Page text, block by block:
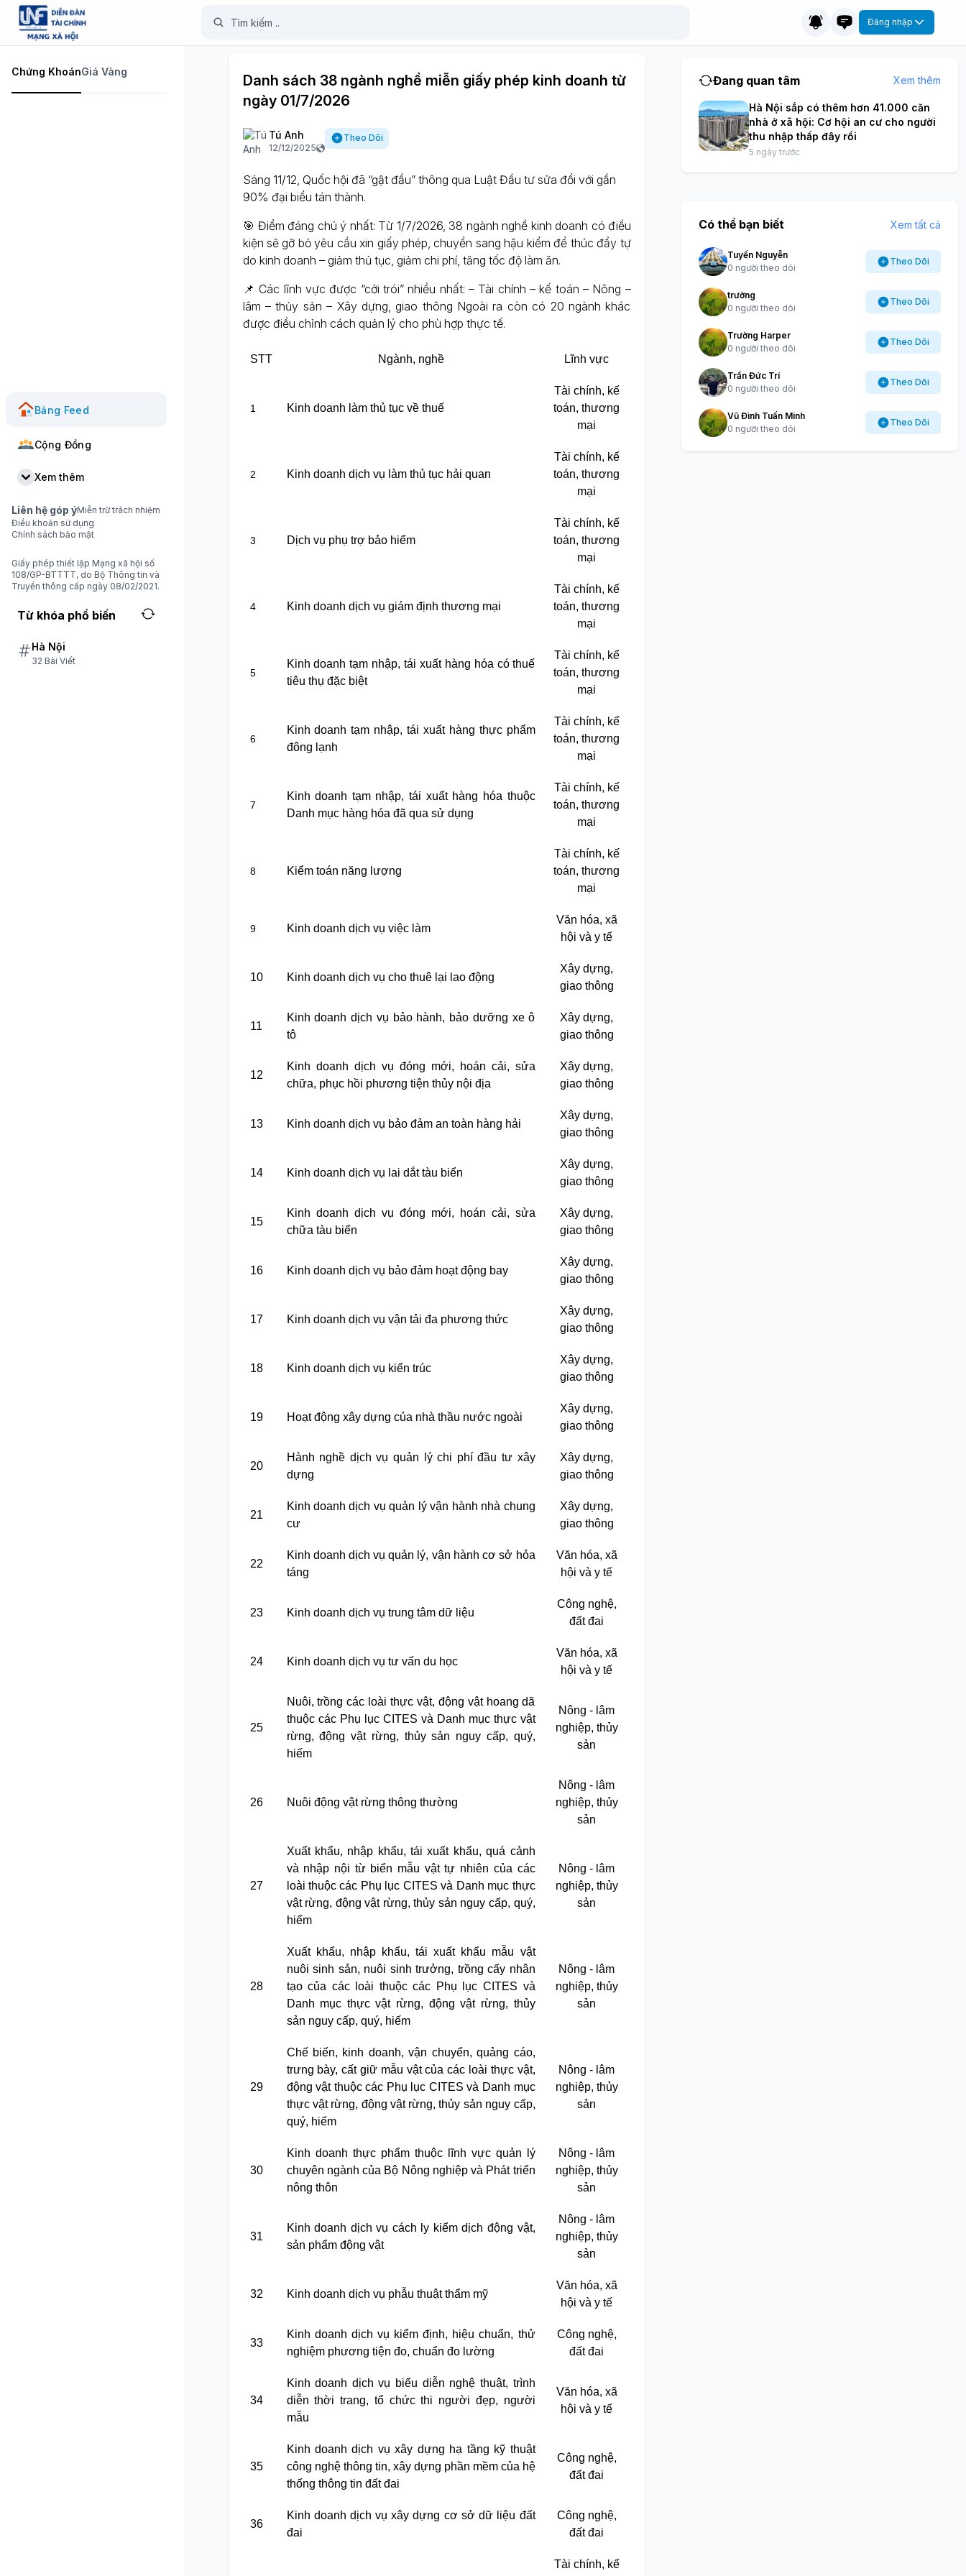
Đăng nhập
Chứng KhoánGiá Vàng
Bảng Feed
Cộng Đồng
Xem thêm
Liên hệ góp ýMiễn trừ trách nhiệm
Điều khoản sử dụng
Chính sách bảo mật
Giấy phép thiết lập Mạng xã hội số
108/GP-BTTTT, do Bộ Thông tin và
Truyền thông cấp ngày 08/02/2021.
Từ khóa phổ biến
Hà Nội
32 Bài Viết
Danh sách 38 ngành nghề miễn giấy phép kinh doanh từ
ngày 01/7/2026
Tú Anh
12/12/2025
Theo Dõi
Sáng 11/12, Quốc hội đã “gật đầu” thông qua Luật Đầu tư sửa đổi với gần
90% đại biểu tán thành.
🎯 Điểm đáng chú ý nhất: Từ 1/7/2026, 38 ngành nghề kinh doanh có điều
kiện sẽ gỡ bỏ yêu cầu xin giấy phép, chuyển sang hậu kiểm để thúc đẩy tự
do kinh doanh – giảm thủ tục, giảm chi phí, tăng tốc độ làm ăn.
📌 Các lĩnh vực được “cởi trói” nhiều nhất: – Tài chính – kế toán – Nông –
lâm – thủy sản – Xây dựng, giao thông Ngoài ra còn có 20 ngành khác
được điều chỉnh cách quản lý cho phù hợp thực tế.
STT Ngành, nghề Lĩnh vực
1 Kinh doanh làm thủ tục về thuế
Tài chính, kế
toán, thương
mại
2 Kinh doanh dịch vụ làm thủ tục hải quan
Tài chính, kế
toán, thương
mại
3 Dịch vụ phụ trợ bảo hiểm
Tài chính, kế
toán, thương
mại
4 Kinh doanh dịch vụ giám định thương mại
Tài chính, kế
toán, thương
mại
5
Kinh doanh tạm nhập, tái xuất hàng hóa có thuế
tiêu thụ đặc biệt
Tài chính, kế
toán, thương
mại
6
Kinh doanh tạm nhập, tái xuất hàng thực phẩm
đông lạnh
Tài chính, kế
toán, thương
mại
7
Kinh doanh tạm nhập, tái xuất hàng hóa thuộc
Danh mục hàng hóa đã qua sử dụng
Tài chính, kế
toán, thương
mại
8 Kiểm toán năng lượng
Tài chính, kế
toán, thương
mại
9 Kinh doanh dịch vụ việc làm
Văn hóa, xã
hội và y tế
10 Kinh doanh dịch vụ cho thuê lại lao động
Xây dựng,
giao thông
11
Kinh doanh dịch vụ bảo hành, bảo dưỡng xe ô
tô
Xây dựng,
giao thông
12
Kinh doanh dịch vụ đóng mới, hoán cải, sửa
chữa, phục hồi phương tiện thủy nội địa
Xây dựng,
giao thông
13 Kinh doanh dịch vụ bảo đảm an toàn hàng hải
Xây dựng,
giao thông
14 Kinh doanh dịch vụ lai dắt tàu biển
Xây dựng,
giao thông
15
Kinh doanh dịch vụ đóng mới, hoán cải, sửa
chữa tàu biển
Xây dựng,
giao thông
16 Kinh doanh dịch vụ bảo đảm hoạt động bay
Xây dựng,
giao thông
17 Kinh doanh dịch vụ vận tải đa phương thức
Xây dựng,
giao thông
18 Kinh doanh dịch vụ kiến trúc
Xây dựng,
giao thông
19 Hoạt động xây dựng của nhà thầu nước ngoài
Xây dựng,
giao thông
20
Hành nghề dịch vụ quản lý chi phí đầu tư xây
dựng
Xây dựng,
giao thông
21
Kinh doanh dịch vụ quản lý vận hành nhà chung
cư
Xây dựng,
giao thông
22
Kinh doanh dịch vụ quản lý, vận hành cơ sở hỏa
táng
Văn hóa, xã
hội và y tế
23 Kinh doanh dịch vụ trung tâm dữ liệu
Công nghệ,
đất đai
24 Kinh doanh dịch vụ tư vấn du học
Văn hóa, xã
hội và y tế
25
Nuôi, trồng các loài thực vật, động vật hoang dã
thuộc các Phụ lục CITES và Danh mục thực vật
rừng, động vật rừng, thủy sản nguy cấp, quý,
hiếm
Nông - lâm
nghiệp, thủy
sản
26 Nuôi động vật rừng thông thường
Nông - lâm
nghiệp, thủy
sản
27
Xuất khẩu, nhập khẩu, tái xuất khẩu, quá cảnh
và nhập nội từ biển mẫu vật tự nhiên của các
loài thuộc các Phụ lục CITES và Danh mục thực
vật rừng, động vật rừng, thủy sản nguy cấp, quý,
hiếm
Nông - lâm
nghiệp, thủy
sản
28
Xuất khẩu, nhập khẩu, tái xuất khẩu mẫu vật
nuôi sinh sản, nuôi sinh trưởng, trồng cấy nhân
tạo của các loài thuộc các Phụ lục CITES và
Danh mục thực vật rừng, động vật rừng, thủy
sản nguy cấp, quý, hiếm
Nông - lâm
nghiệp, thủy
sản
29
Chế biến, kinh doanh, vận chuyển, quảng cáo,
trưng bày, cất giữ mẫu vật của các loài thực vật,
động vật thuộc các Phụ lục CITES và Danh mục
thực vật rừng, động vật rừng, thủy sản nguy cấp,
quý, hiếm
Nông - lâm
nghiệp, thủy
sản
30
Kinh doanh thực phẩm thuộc lĩnh vực quản lý
chuyên ngành của Bộ Nông nghiệp và Phát triển
nông thôn
Nông - lâm
nghiệp, thủy
sản
31
Kinh doanh dịch vụ cách ly kiểm dịch động vật,
sản phẩm động vật
Nông - lâm
nghiệp, thủy
sản
32 Kinh doanh dịch vụ phẫu thuật thẩm mỹ
Văn hóa, xã
hội và y tế
33
Kinh doanh dịch vụ kiểm định, hiệu chuẩn, thử
nghiệm phương tiện đo, chuẩn đo lường
Công nghệ,
đất đai
34
Kinh doanh dịch vụ biểu diễn nghệ thuật, trình
diễn thời trang, tổ chức thi người đẹp, người
mẫu
Văn hóa, xã
hội và y tế
35
Kinh doanh dịch vụ xây dựng hạ tầng kỹ thuật
công nghệ thông tin, xây dựng phần mềm của hệ
thống thông tin đất đai
Công nghệ,
đất đai
36
Kinh doanh dịch vụ xây dựng cơ sở dữ liệu đất
đai
Công nghệ,
đất đai
Tài chính, kế
Đang quan tâm Xem thêm
Hà Nội sắp có thêm hơn 41.000 căn
nhà ở xã hội: Cơ hội an cư cho người
thu nhập thấp đây rồi
5 ngày trước
Có thể bạn biết Xem tất cả
Tuyến Nguyễn
0 người theo dõi
Theo Dõi
trường
0 người theo dõi
Theo Dõi
Trường Harper
0 người theo dõi
Theo Dõi
Trần Đức Trí
0 người theo dõi
Theo Dõi
Vũ Đình Tuấn Minh
0 người theo dõi
Theo Dõi